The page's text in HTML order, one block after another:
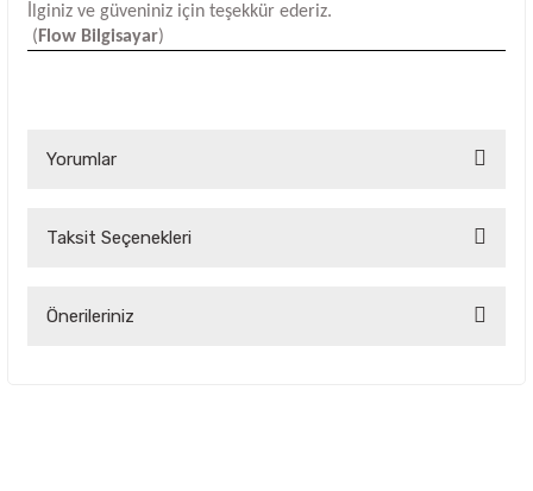
İlginiz ve güveniniz için teşekkür ederiz.
( Flow Bilgisayar)
Yorumlar
Bu ürüne ilk yorumu siz yapın!
Taksit Seçenekleri
Önerileriniz